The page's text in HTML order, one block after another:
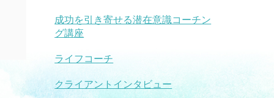
成功を引き寄せる潜在意識コーチン
グ講座
ライフコーチ
クライアントインタビュー